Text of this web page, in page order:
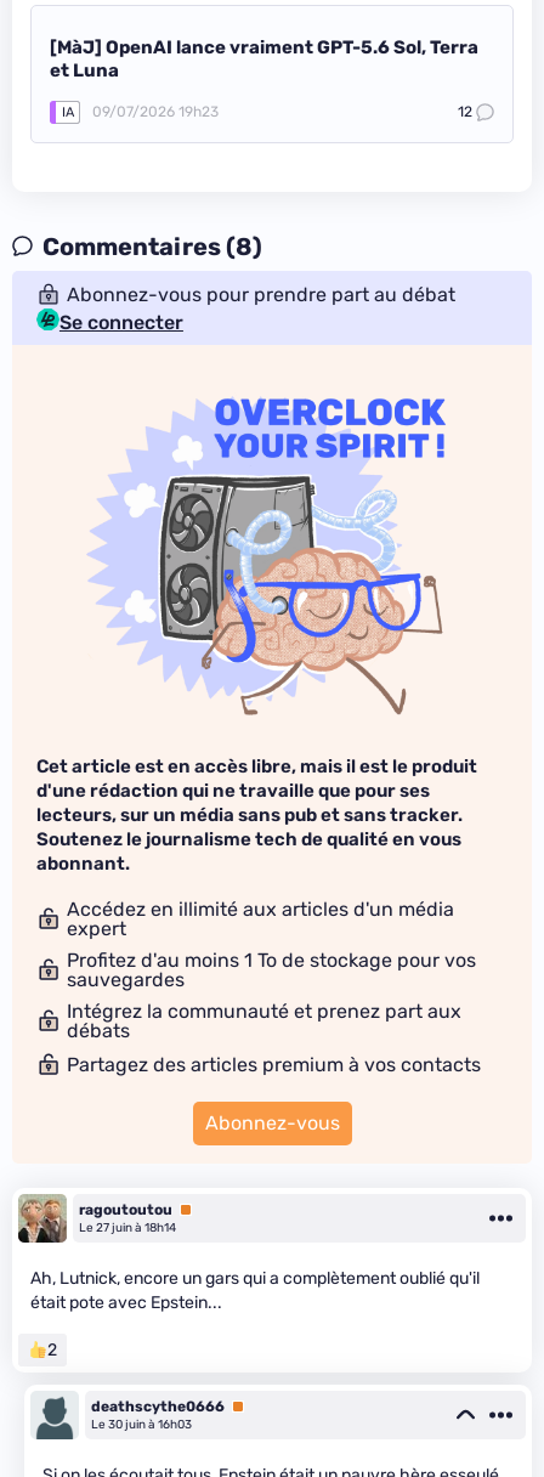
[MàJ] OpenAI lance vraiment GPT-5.6 Sol, Terra
et Luna
IA 09/07/2026 19h23 12
Commentaires (8)
Abonnez-vous pour prendre part au débat
Se connecter
Cet article est en accès libre, mais il est le produit
d'une rédaction qui ne travaille que pour ses
lecteurs, sur un média sans pub et sans tracker.
Soutenez le journalisme tech de qualité en vous
abonnant.
Accédez en illimité aux articles d'un média
expert
Profitez d'au moins 1 To de stockage pour vos
sauvegardes
Intégrez la communauté et prenez part aux
débats
Partagez des articles premium à vos contacts
Abonnez-vous
ragoutoutou
Premium
Le 27 juin à 18h14
Ah, Lutnick, encore un gars qui a complètement oublié qu'il
était pote avec Epstein...
2
deathscythe0666 Premium
Le 30 juin à 16h03